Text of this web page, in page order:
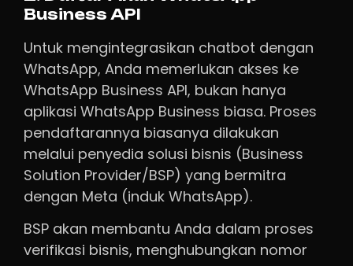
Business API
Untuk mengintegrasikan chatbot dengan
WhatsApp, Anda memerlukan akses ke
WhatsApp Business API, bukan hanya
aplikasi WhatsApp Business biasa. Proses
pendaftarannya biasanya dilakukan
melalui penyedia solusi bisnis (Business
Solution Provider/BSP) yang bermitra
dengan Meta (induk WhatsApp).
BSP akan membantu Anda dalam proses
verifikasi bisnis, menghubungkan nomor